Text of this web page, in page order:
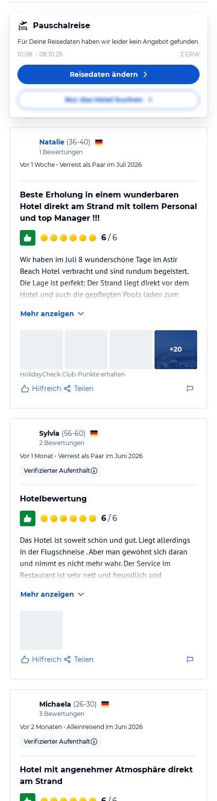
Französisch kommuniziert und manchmal Englisch
den vielen französischen…
Pauschalreise
Für Deine Reisedaten haben wir leider kein Angebot gefunden.
10.08. - 08.10.26
2 ERW
Reisedaten ändern
Nur das Hotel buchen
Natalie (36-40)
1 Bewertungen
Vor 1 Woche • Verreist als Paar im Juli 2026
Beste Erholung in einem wunderbaren
Hotel direkt am Strand mit tollem Personal
und top Manager !!!
6 / 6
Wir haben im Juli 8 wunderschöne Tage im Astir
Beach Hotel verbracht und sind rundum begeistert.
Die Lage ist perfekt: Der Strand liegt direkt vor dem
Hotel und auch die gepflegten Pools laden zum
der Tür zahlreiche Wassersportmöglichkeiten.
Unser modernes Zimmer mit direktem Meerblick war
sehr lecker. Total große Salat Auswahl. Auch der Spa-
Bereich mit der Massage ist sehr zu empfehlen.
Ein besonderes Lob gilt dem…
Mehr anzeigen
+20
HolidayCheck Club-Punkte erhalten
Hilfreich Teilen
Sylvia (56-60)
2 Bewertungen
Vor 1 Monat • Verreist als Paar im Juni 2026
Verifizierter Aufenthalt
Hotelbewertung
6 / 6
Das Hotel ist soweit schön und gut. Liegt allerdings
in der Flugschneise . Aber man gewöhnt sich daran
und nimmt es nicht mehr wahr. Der Service im
Restaurant ist sehr nett und freundlich und
Zimmer könnte es etwas besser sein. Aber man weiß
Mehr anzeigen
Hilfreich Teilen
Michaela (26-30)
3 Bewertungen
Vor 2 Monaten • Alleinreisend im Juni 2026
Verifizierter Aufenthalt
Hotel mit angenehmer Atmosphäre direkt
am Strand